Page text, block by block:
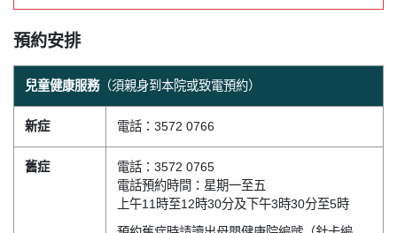
預約安排
兒童健康服務（須親身到本院或致電預約）
新症 電話：3572 0766
舊症
電話：3572 0765
電話預約時間：星期一至五
上午11時至12時30分及下午3時30分至5時